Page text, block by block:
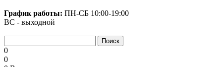
График работы: ПН-СБ 10:00-19:00
ВС - выходной
0
0